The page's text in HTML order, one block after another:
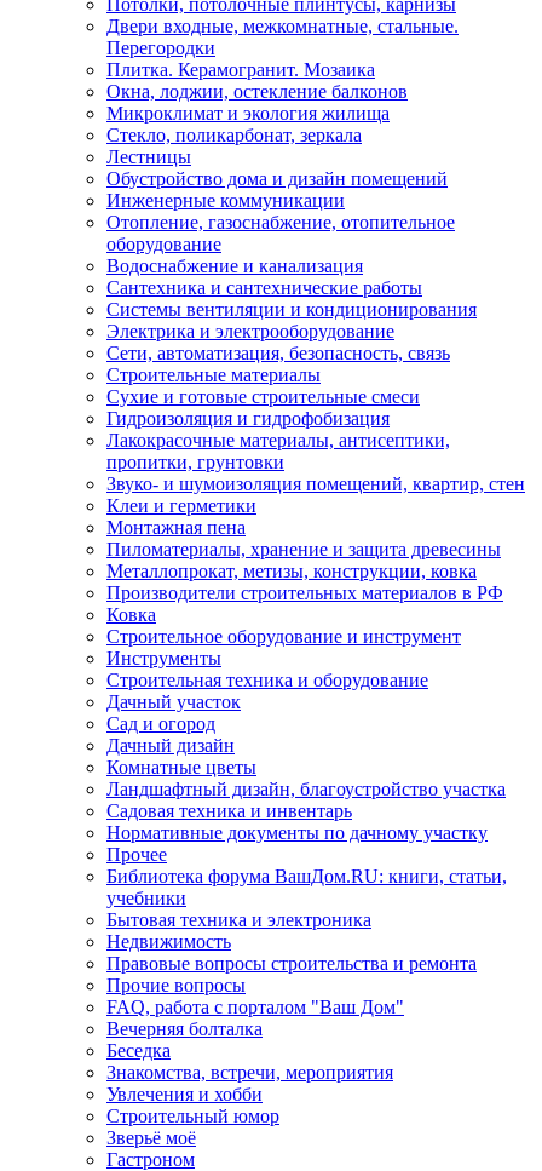
Двери входные, межкомнатные, стальные.
Перегородки
Плитка. Керамогранит. Мозаика
Окна, лоджии, остекление балконов
Микроклимат и экология жилища
Стекло, поликарбонат, зеркала
Лестницы
Обустройство дома и дизайн помещений
Инженерные коммуникации
Отопление, газоснабжение, отопительное
оборудование
Водоснабжение и канализация
Сантехника и сантехнические работы
Системы вентиляции и кондиционирования
Электрика и электрооборудование
Сети, автоматизация, безопасность, связь
Строительные материалы
Сухие и готовые строительные смеси
Гидроизоляция и гидрофобизация
Лакокрасочные материалы, антисептики,
пропитки, грунтовки
Звуко- и шумоизоляция помещений, квартир, стен
Клеи и герметики
Монтажная пена
Пиломатериалы, хранение и защита древесины
Металлопрокат, метизы, конструкции, ковка
Производители строительных материалов в РФ
Ковка
Строительное оборудование и инструмент
Инструменты
Строительная техника и оборудование
Дачный участок
Сад и огород
Дачный дизайн
Комнатные цветы
Ландшафтный дизайн, благоустройство участка
Садовая техника и инвентарь
Нормативные документы по дачному участку
Прочее
Библиотека форума ВашДом.RU: книги, статьи,
учебники
Бытовая техника и электроника
Недвижимость
Правовые вопросы строительства и ремонта
Прочие вопросы
FAQ, работа с порталом "Ваш Дом"
Вечерняя болталка
Беседка
Знакомства, встречи, мероприятия
Увлечения и хобби
Строительный юмор
Зверьё моё
Гастроном